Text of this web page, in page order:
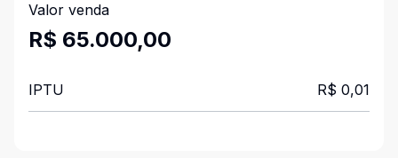
Valor venda
R$ 65.000,00
IPTU R$ 0,01